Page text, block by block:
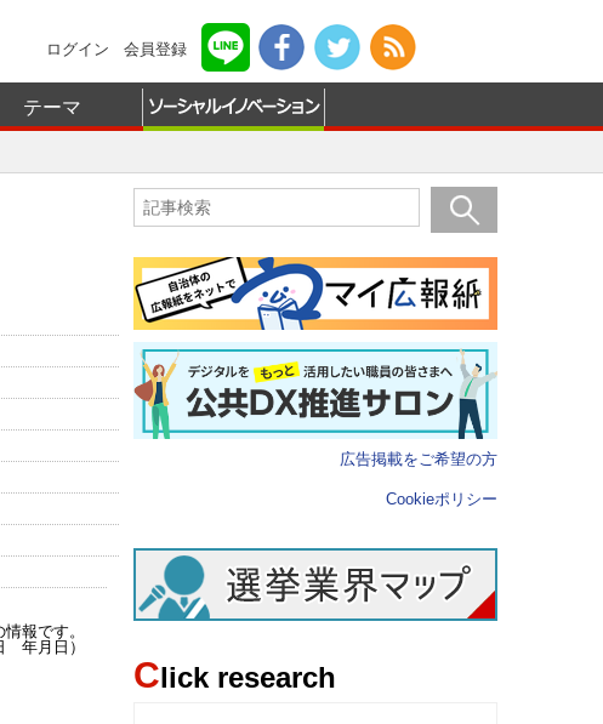
ログイン 会員登録
テーマ
報です。
年月日）
広告掲載をご希望の方
Cookieポリシー
Click research